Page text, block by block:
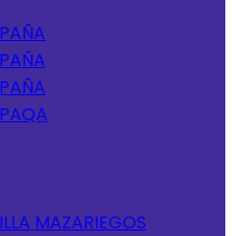
MAZARIEGOS